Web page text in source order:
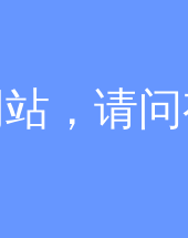
，请